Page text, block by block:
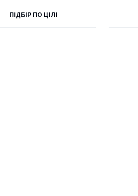
ПІДБІР ПО ЦІЛІ